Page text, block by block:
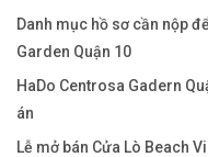
Danh mục hồ sơ cần nộp
Garden Quận 10
HaDo Centrosa Gadern
án
Lễ mở bán Cửa Lò Beach